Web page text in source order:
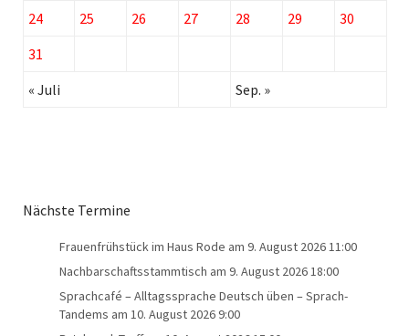
24
25 26 27 28 29
30
31
« Juli
Sep. »
Nächste Termine
Frauenfrühstück im Haus Rode am 9. August 2026 11:00
Nachbarschaftsstammtisch am 9. August 2026 18:00
Sprachcafé – Alltagssprache Deutsch üben – Sprach-
Tandems am 10. August 2026 9:00